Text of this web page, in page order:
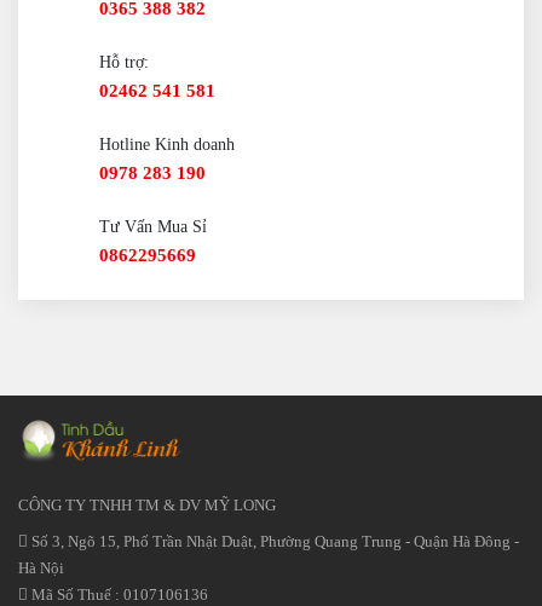
0365 388 382
Hỗ trợ:
02462 541 581
Hotline Kinh doanh
0978 283 190
Tư Vấn Mua Sỉ
0862295669
CÔNG TY TNHH TM & DV MỸ LONG
Số 3, Ngõ 15, Phố Trần Nhật Duật, Phường Quang Trung - Quận Hà Đông -
Hà Nội
Mã Số Thuế : 0107106136